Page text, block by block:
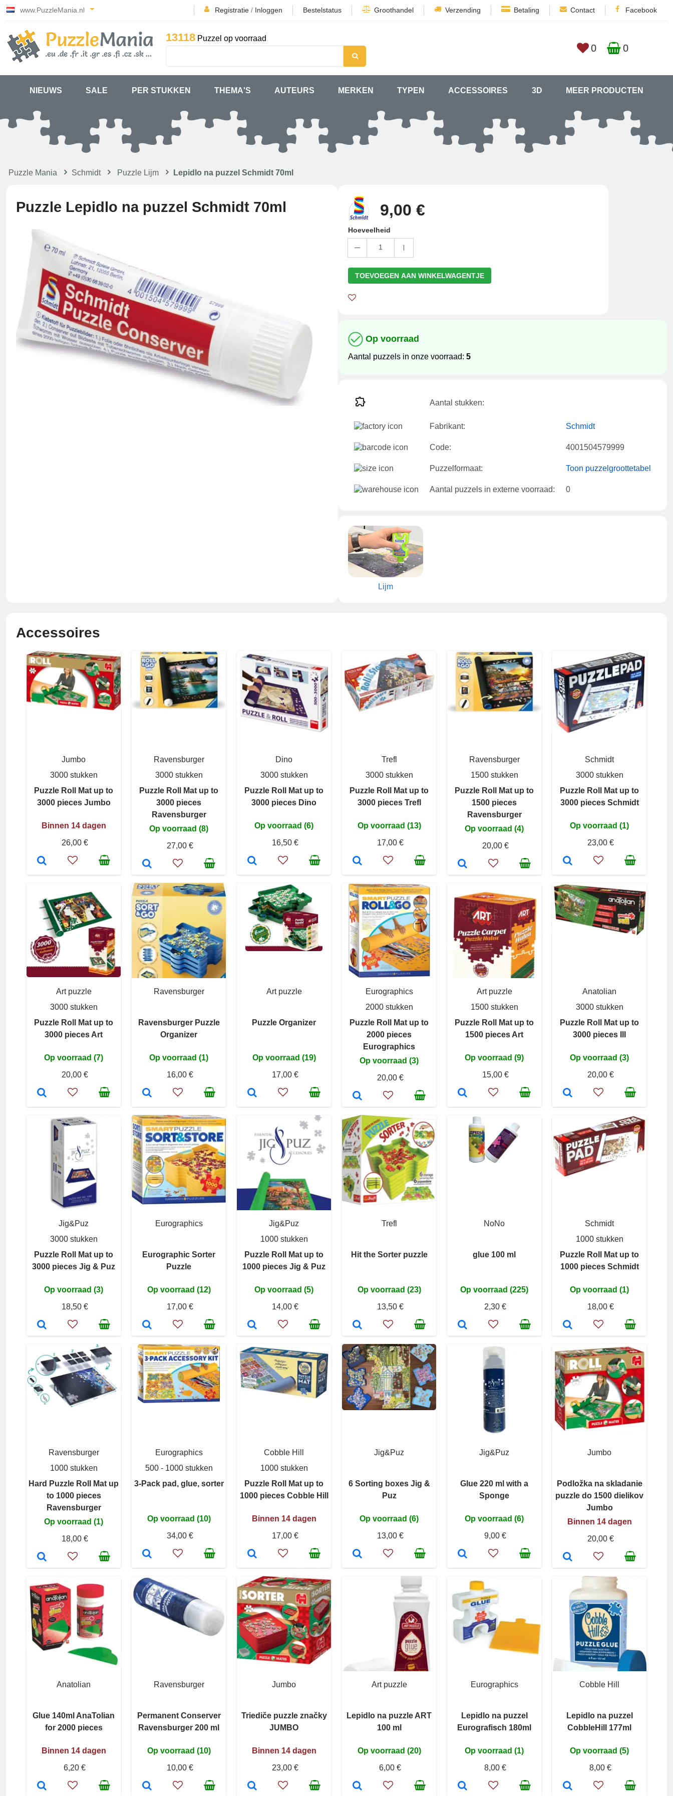
www.PuzzleMania.nl Registratie / Inloggen Bestelstatus Groothandel Verzending Betaling Contact Facebook
13118 Puzzel op voorraad
0 0
NIEUWS SALE PER STUKKEN THEMA'S AUTEURS MERKEN TYPEN ACCESSOIRES 3D MEER PRODUCTEN
Puzzle Mania Schmidt Puzzle Lijm Lepidlo na puzzel Schmidt 70ml
Puzzle Lepidlo na puzzel Schmidt 70ml 9,00 €
Hoeveelheid
1
TOEVOEGEN AAN WINKELWAGENTJE
Op voorraad
Aantal puzzels in onze voorraad: 5
Aantal stukken:
Fabrikant: Schmidt
Code: 4001504579999
Puzzelformaat: Toon puzzelgroottetabel
Aantal puzzels in externe voorraad: 0
Lijm
Accessoires
Jumbo
3000 stukken
Puzzle Roll Mat up to
3000 pieces Jumbo
Binnen 14 dagen
26,00 €
Ravensburger
3000 stukken
Puzzle Roll Mat up to
3000 pieces
Ravensburger
Op voorraad (8)
27,00 €
Dino
3000 stukken
Puzzle Roll Mat up to
3000 pieces Dino
Op voorraad (6)
16,50 €
Trefl
3000 stukken
Puzzle Roll Mat up to
3000 pieces Trefl
Op voorraad (13)
17,00 €
Ravensburger
1500 stukken
Puzzle Roll Mat up to
1500 pieces
Ravensburger
Op voorraad (4)
20,00 €
Schmidt
3000 stukken
Puzzle Roll Mat up to
3000 pieces Schmidt
Op voorraad (1)
23,00 €
Art puzzle
3000 stukken
Puzzle Roll Mat up to
3000 pieces Art
Op voorraad (7)
20,00 €
Ravensburger
Ravensburger Puzzle
Organizer
Op voorraad (1)
16,00 €
Art puzzle
Puzzle Organizer
Op voorraad (19)
17,00 €
Eurographics
2000 stukken
Puzzle Roll Mat up to
2000 pieces
Eurographics
Op voorraad (3)
20,00 €
Art puzzle
1500 stukken
Puzzle Roll Mat up to
1500 pieces Art
Op voorraad (9)
15,00 €
Anatolian
3000 stukken
Puzzle Roll Mat up to
3000 pieces III
Op voorraad (3)
20,00 €
Jig&Puz
3000 stukken
Puzzle Roll Mat up to
3000 pieces Jig & Puz
Op voorraad (3)
18,50 €
Eurographics
Eurographic Sorter
Puzzle
Op voorraad (12)
17,00 €
Jig&Puz
1000 stukken
Puzzle Roll Mat up to
1000 pieces Jig & Puz
Op voorraad (5)
14,00 €
Trefl
Hit the Sorter puzzle
Op voorraad (23)
13,50 €
NoNo
glue 100 ml
Op voorraad (225)
2,30 €
Schmidt
1000 stukken
Puzzle Roll Mat up to
1000 pieces Schmidt
Op voorraad (1)
18,00 €
Ravensburger
1000 stukken
Hard Puzzle Roll Mat up
to 1000 pieces
Ravensburger
Op voorraad (1)
18,00 €
Eurographics
500 - 1000 stukken
3-Pack pad, glue, sorter
Op voorraad (10)
34,00 €
Cobble Hill
1000 stukken
Puzzle Roll Mat up to
1000 pieces Cobble Hill
Binnen 14 dagen
17,00 €
Jig&Puz
6 Sorting boxes Jig &
Puz
Op voorraad (6)
13,00 €
Jig&Puz
Glue 220 ml with a
Sponge
Op voorraad (6)
9,00 €
Jumbo
Podložka na skladanie
puzzle do 1500 dielikov
Jumbo
Binnen 14 dagen
20,00 €
Anatolian
Glue 140ml AnaTolian
for 2000 pieces
Binnen 14 dagen
6,20 €
Ravensburger
Permanent Conserver
Ravensburger 200 ml
Op voorraad (10)
10,00 €
Jumbo
Triediče puzzle značky
JUMBO
Binnen 14 dagen
23,00 €
Art puzzle
Lepidlo na puzzle ART
100 ml
Op voorraad (20)
6,00 €
Eurographics
Lepidlo na puzzel
Eurografisch 180ml
Op voorraad (1)
8,00 €
Cobble Hill
Lepidlo na puzzel
CobbleHill 177ml
Op voorraad (5)
8,00 €